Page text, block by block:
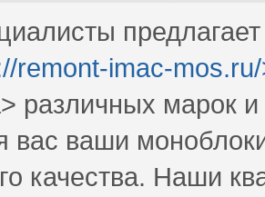
remont-imac-
различных марок
вас ваши
качества. Наши